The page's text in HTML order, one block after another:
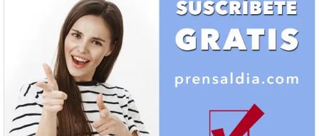
enfermedades de las encías, es decir, de los tejidos
que sirven como sujeción para los dientes, así como
del periodonto y el hueso alveolar.
Sociedad - Salud